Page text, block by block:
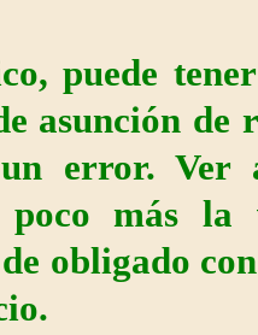
puede
asunción de
error. Ver
poco más
obligado